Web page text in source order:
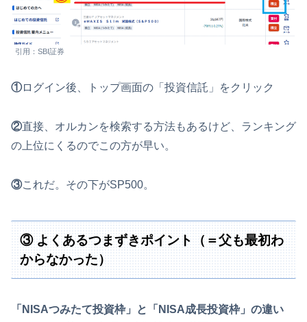
引用：SBI証券
①ログイン後、トップ画面の「投資信託」をクリック
②直接、オルカンを検索する方法もあるけど、ランキング
の上位にくるのでこの方が早い。
③これだ。その下がSP500。
③ よくあるつまずきポイント（＝父も最初わ
からなかった）
「NISAつみたて投資枠」と「NISA成長投資枠」の違い